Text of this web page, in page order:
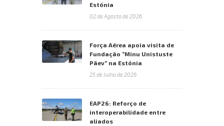
Estónia
02 de Agosto de 2026
Força Aérea apoia visita de
Fundação “Minu Unistuste
Päev” na Estónia
25 de Julho de 2026
EAP26: Reforço de
interoperabilidade entre
aliados